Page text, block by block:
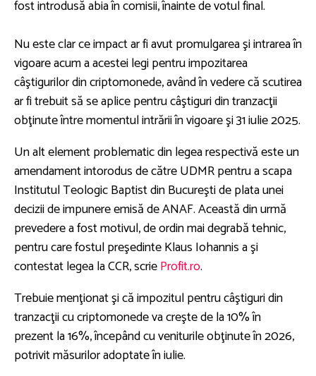
fost introdusă abia în comisii, înainte de votul final.
Nu este clar ce impact ar fi avut promulgarea şi intrarea în
vigoare acum a acestei legi pentru impozitarea
câştigurilor din criptomonede, având în vedere că scutirea
ar fi trebuit să se aplice pentru câştiguri din tranzacţii
obţinute între momentul intrării în vigoare şi 31 iulie 2025.
Un alt element problematic din legea respectivă este un
amendament intorodus de către UDMR pentru a scapa
Institutul Teologic Baptist din Bucureşti de plata unei
decizii de impunere emisă de ANAF. Această din urmă
prevedere a fost motivul, de ordin mai degrabă tehnic,
pentru care fostul preşedinte Klaus Iohannis a şi
contestat legea la CCR, scrieProfit.ro.
Trebuie menţionat şi că impozitul pentru câştiguri din
tranzacţii cu criptomonede va creşte de la 10% în
prezent la 16%, începând cu veniturile obţinute în 2026,
potrivit măsurilor adoptate în iulie.